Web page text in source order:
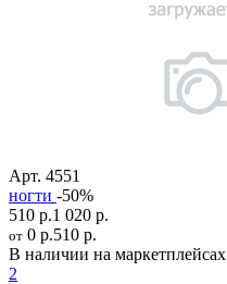
Арт. 4551
ногти -50%
510 р.1 020 р.
от 0 р.510 р.
В наличии на маркетплейсах
2